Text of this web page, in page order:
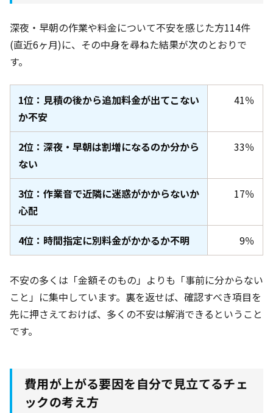
深夜・早朝の作業や料金について不安を感じた方114件
(直近6ヶ月)に、その中身を尋ねた結果が次のとおりで
す。
1位：見積の後から追加料金が出てこない
か不安
41％
2位：深夜・早朝は割増になるのか分から
ない
33％
3位：作業音で近隣に迷惑がかからないか
心配
17％
4位：時間指定に別料金がかかるか不明 9％
不安の多くは「金額そのもの」よりも「事前に分からない
こと」に集中しています。裏を返せば、確認すべき項目を
先に押さえておけば、多くの不安は解消できるということ
です。
費用が上がる要因を自分で見立てるチェ
ックの考え方